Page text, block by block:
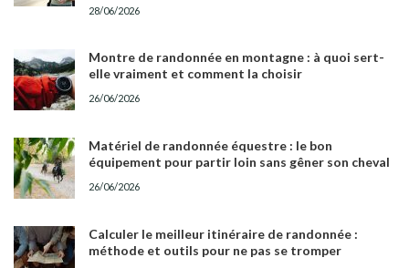
28/06/2026
Montre de randonnée en montagne : à quoi sert-
elle vraiment et comment la choisir
26/06/2026
Matériel de randonnée équestre : le bon
équipement pour partir loin sans gêner son cheval
26/06/2026
Calculer le meilleur itinéraire de randonnée :
méthode et outils pour ne pas se tromper